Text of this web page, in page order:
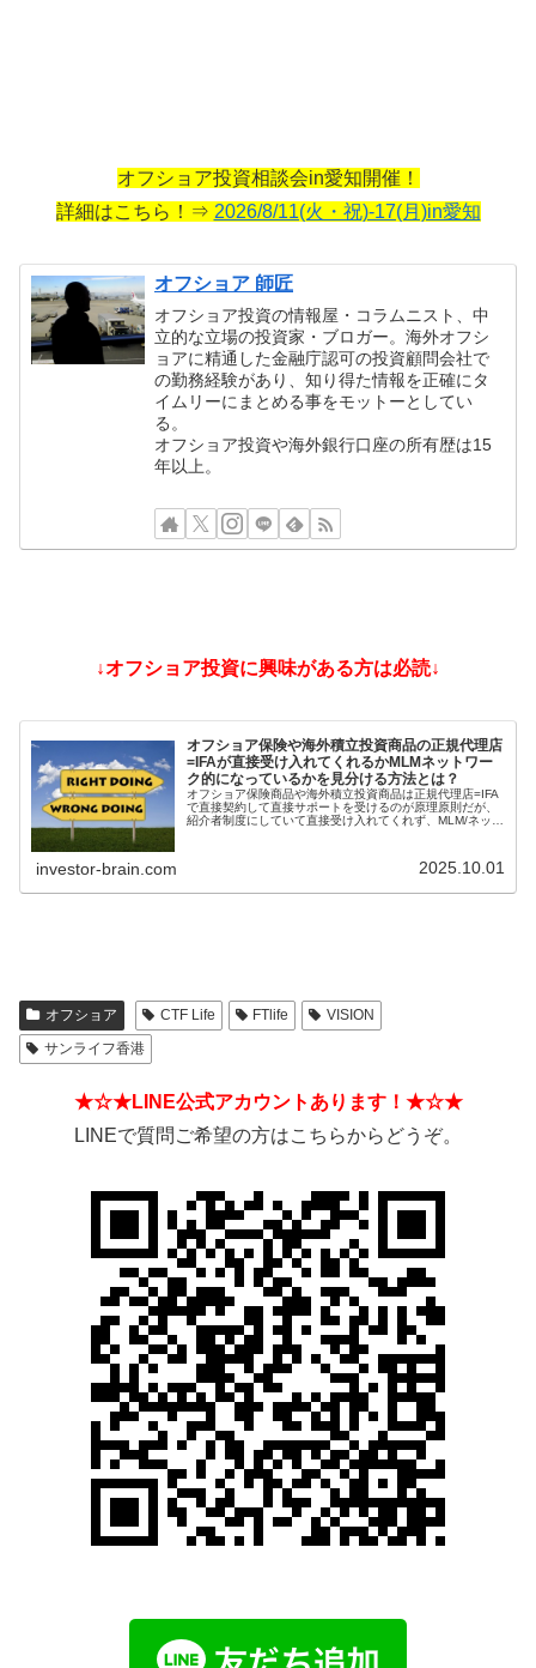
オフショア投資相談会in愛知開催！
詳細はこちら！⇒ 2026/8/11(火・祝)-17(月)in愛知
オフショア 師匠
オフショア投資の情報屋・コラムニスト、中
立的な立場の投資家・ブロガー。海外オフシ
ョアに精通した金融庁認可の投資顧問会社で
の勤務経験があり、知り得た情報を正確にタ
イムリーにまとめる事をモットーとしてい
る。
オフショア投資や海外銀行口座の所有歴は15
年以上。
↓オフショア投資に興味がある方は必読↓
オフショア保険や海外積立投資商品の正規代理店
=IFAが直接受け入れてくれるかMLMネットワー
ク的になっているかを見分ける方法とは？
オフショア保険商品や海外積立投資商品は正規代理店=IFA
で直接契約して直接サポートを受けるのが原理原則だが、
紹介者制度にしていて直接受け入れてくれず、MLM/ネット
investor-brain.com 2025.10.01
オフショア CTF Life FTlife
VISION
サンライフ香港
★☆★LINE公式アカウントあります！★☆★
LINEで質問ご希望の方はこちらからどうぞ。